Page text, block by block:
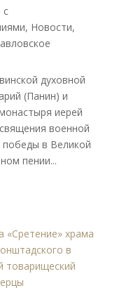
с
, Новости,
духовной
(Панин) и
иерей
военной
победы в Великой
пении...